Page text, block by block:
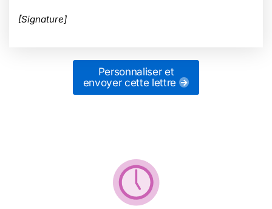
[Signature]
Personnaliser et
envoyer cette lettre